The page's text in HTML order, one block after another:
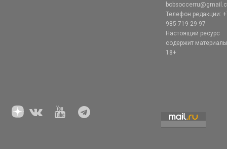
Телефон редакции:
985 719 29 97
Настоящий ресурс
содержит
18+